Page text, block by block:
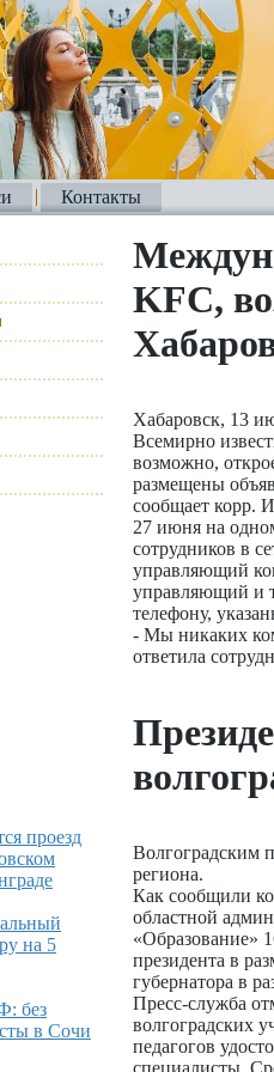
Контакты
проезд
на 5
без
в Сочи
KFC,
Хабаровск, 13
Всемирно
возможно,
размещены
сообщает корр.
27 июня на
сотрудников в
управляющий
управляющий и
телефону,
- Мы никаких
ответила
Волгоградским
региона.
Как сообщили
областной
«Образование»
президента в
губернатора в
Пресс-служба
волгоградских
педагогов
специалисты.